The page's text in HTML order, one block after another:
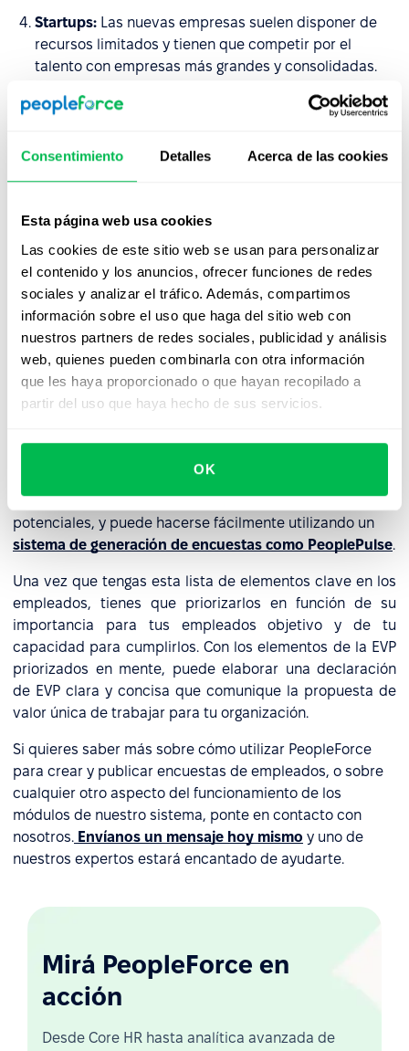
Consentimiento Detalles Acerca de las cookies
Esta página web usa cookies
Las cookies de este sitio web se usan para personalizar
el contenido y los anuncios, ofrecer funciones de redes
sociales y analizar el tráfico. Además, compartimos
información sobre el uso que haga del sitio web con
nuestros partners de redes sociales, publicidad y análisis
web, quienes pueden combinarla con otra información
que les haya proporcionado o que hayan recopilado a
partir del uso que haya hecho de sus servicios.
OK
Startups: Las nuevas empresas suelen disponer de
recursos limitados y tienen que competir por el
talento con empresas más grandes y consolidadas.
y retener a los mejores talentos.
en un campo nuevo y dinámico.
¿Cómo crear una EVP?
Para crear una EVP, primero es necesario definir la
cultura de tu empresa, incluyendo su misión, visión y
valores. También tendrás que identificar a tu público
objetivo, como los distintos puestos de trabajo,
departamentos o niveles de tu organización.
su trabajo. Esto puede implicar encuestas, grupos de
discusión o entrevistas con empleados actuales y
potenciales, y puede hacerse fácilmente utilizando un
sistema de generación de encuestas como PeoplePulse.
Una vez que tengas esta lista de elementos clave en los
empleados, tienes que priorizarlos en función de su
importancia para tus empleados objetivo y de tu
capacidad para cumplirlos. Con los elementos de la EVP
priorizados en mente, puede elaborar una declaración
de EVP clara y concisa que comunique la propuesta de
valor única de trabajar para tu organización.
Si quieres saber más sobre cómo utilizar PeopleForce
para crear y publicar encuestas de empleados, o sobre
cualquier otro aspecto del funcionamiento de los
módulos de nuestro sistema, ponte en contacto con
nosotros. Envíanos un mensaje hoy mismo y uno de
nuestros expertos estará encantado de ayudarte.
Mirá PeopleForce en
acción
Desde Core HR hasta analítica avanzada de